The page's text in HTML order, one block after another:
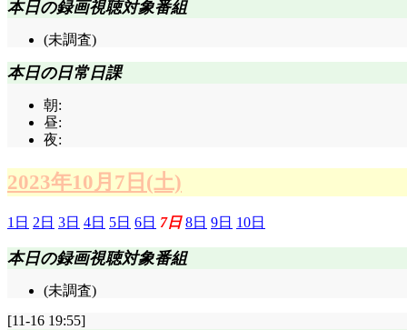
本日の録画視聴対象番組
(未調査)
本日の日常日課
朝:
昼:
夜:
2023年10月7日(土)
1日 2日 3日 4日 5日 6日 7日 8日 9日 10日
本日の録画視聴対象番組
(未調査)
[11-16 19:55]